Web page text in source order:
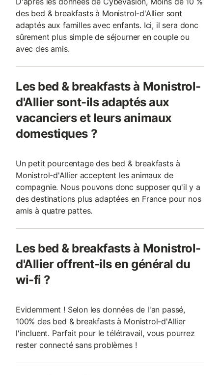
des bed & breakfasts à Monistrol-d'Allier sont
adaptés aux familles avec enfants. Ici, il sera donc
sûrement plus simple de séjourner en couple ou
avec des amis.
Les bed & breakfasts à Monistrol-
d'Allier sont-ils adaptés aux
vacanciers et leurs animaux
domestiques ?
Un petit pourcentage des bed & breakfasts à
Monistrol-d'Allier acceptent les animaux de
compagnie. Nous pouvons donc supposer qu'il y a
des destinations plus adaptées en France pour nos
amis à quatre pattes.
Les bed & breakfasts à Monistrol-
d'Allier offrent-ils en général du
wi-fi ?
Evidemment ! Selon les données de l'an passé,
100% des bed & breakfasts à Monistrol-d'Allier
l'incluent. Parfait pour le télétravail, vous pourrez
rester connecté sans problèmes !